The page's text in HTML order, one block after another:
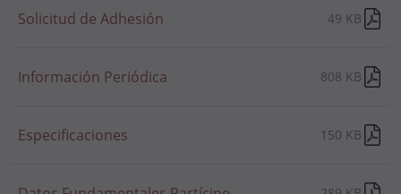
Solicitud de Adhesión 49 KB
Información Periódica 808 KB
Especificaciones 150 KB